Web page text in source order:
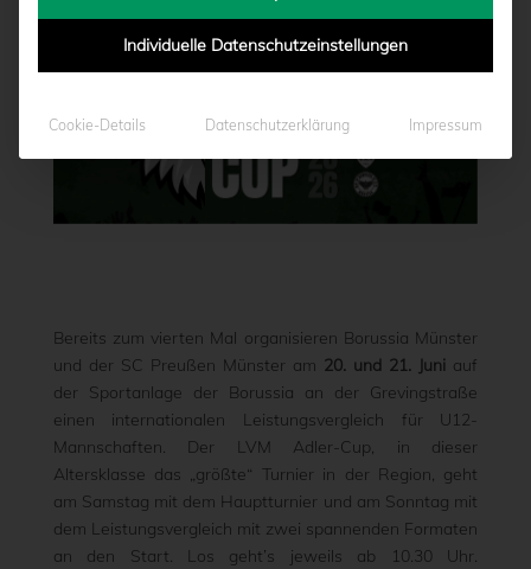
Bereits zum vierten Mal organisieren Borussia Münster
und der SC Preußen Münster am 20. und 21. Juni auf
der Sportanlage der Borussia an der Grevingstraße
einen internationalen Leistungsvergleich für U12-
Mannschaften. Der LVM Adler-Cup, in dieser
Altersklasse das „größte“ Turnier in der Region, geht
am Samstag mit dem Hauptturnier und am Sonntag mit
dem Leistungsvergleich mit zwei spannenden Formaten
an den Start. Los geht’s jeweils ab 10.30 Uhr.
Individuelle Datenschutzeinstellungen
Cookie-Details Datenschutzerklärung Impressum